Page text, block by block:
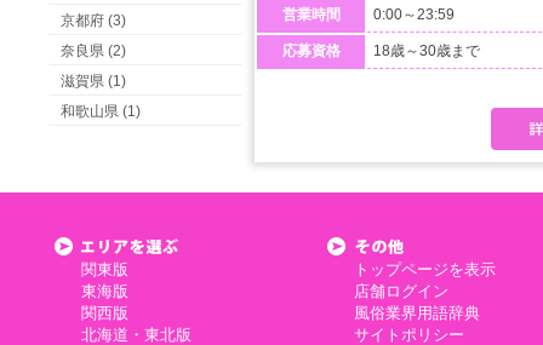
営業時間 0:00～23:59
応募資格 18歳～30歳まで
京都府 (3)
奈良県 (2)
滋賀県 (1)
和歌山県 (1)
関東版
東海版
関西版
北海道・東北版
トップページを表示
店舗ログイン
風俗業界用語辞典
サイトポリシー